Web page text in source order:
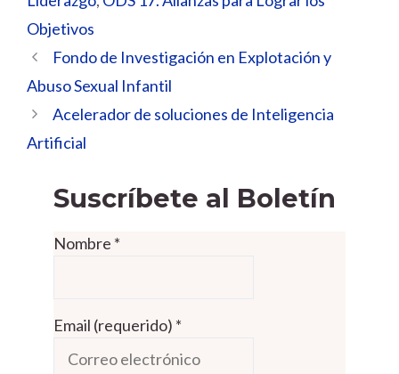
Objetivos
Fondo de Investigación en Explotación y
Abuso Sexual Infantil
Acelerador de soluciones de Inteligencia
Artificial
Suscríbete al Boletín
Nombre *
Email (requerido) *